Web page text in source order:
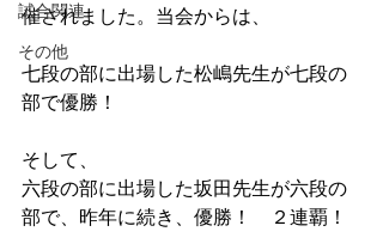
試合関連
その他
催されました。当会からは、
七段の部に出場した松嶋先生が七段の
部で優勝！
そして、
六段の部に出場した坂田先生が六段の
部で、昨年に続き、優勝！　２連覇！